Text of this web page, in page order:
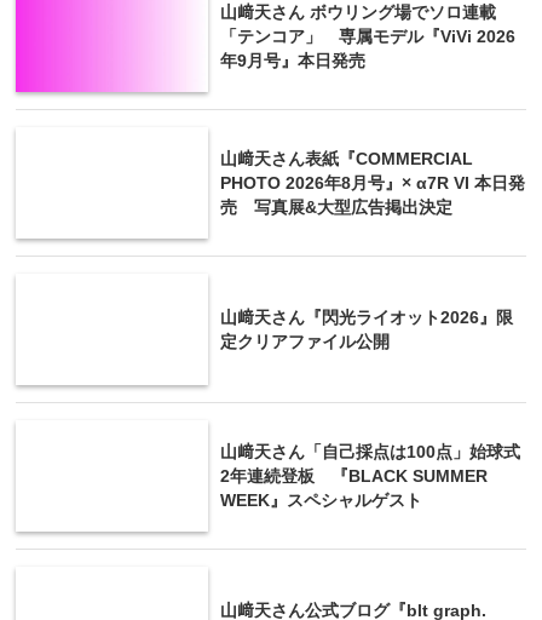
山﨑天さん ボウリング場でソロ連載
「テンコア」 専属モデル『ViVi 2026
年9月号』本日発売
山﨑天さん表紙『COMMERCIAL
PHOTO 2026年8月号』× α7R VI 本日発
売 写真展&大型広告掲出決定
山﨑天さん『閃光ライオット2026』限
定クリアファイル公開
山﨑天さん「自己採点は100点」始球式
2年連続登板 『BLACK SUMMER
WEEK』スペシャルゲスト
山﨑天さん公式ブログ『blt graph.